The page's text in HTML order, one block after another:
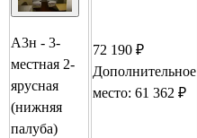
А3н - 3-
местная 2-
ярусная
(нижняя
палуба)
72 190 ₽
Дополнительное
место: 61 362 ₽